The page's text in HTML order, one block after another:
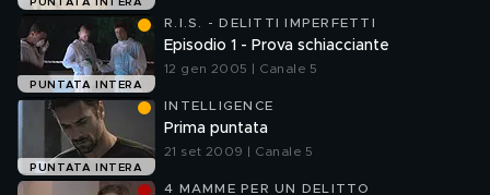
PUNTATA INTERA
PUNTATA INTERA
R.I.S. - DELITTI IMPERFETTI
Episodio 1 - Prova schiacciante
12 gen 2005 | Canale 5
PUNTATA INTERA
INTELLIGENCE
Prima puntata
21 set 2009 | Canale 5
4 MAMME PER UN DELITTO